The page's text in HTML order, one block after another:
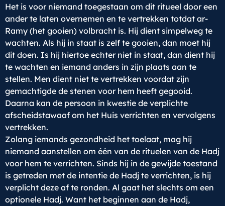
Het is voor niemand toegestaan om dit ritueel door een
ander te laten overnemen en te vertrekken totdat ar-
Ramy (het gooien) volbracht is. Hij dient simpelweg te
wachten. Als hij in staat is zelf te gooien, dan moet hij
dit doen. Is hij hiertoe echter niet in staat, dan dient hij
te wachten en iemand anders in zijn plaats aan te
stellen. Men dient niet te vertrekken voordat zijn
gemachtigde de stenen voor hem heeft gegooid.
Daarna kan de persoon in kwestie de verplichte
afscheidstawaaf om het Huis verrichten en vervolgens
vertrekken.
Zolang iemands gezondheid het toelaat, mag hij
niemand aanstellen om één van de rituelen van de Hadj
voor hem te verrichten. Sinds hij in de gewijde toestand
is getreden met de intentie de Hadj te verrichten, is hij
verplicht deze af te ronden. Al gaat het slechts om een
optionele Hadj. Want het beginnen aan de Hadj,